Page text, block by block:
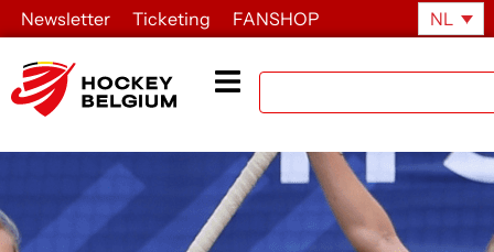
Newsletter Ticketing FANSHOP NL